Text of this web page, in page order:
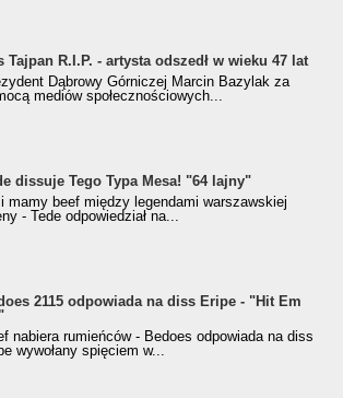
Tajpan R.I.P. - artysta odszedł w wieku 47 lat
Dąbrowy Górniczej Marcin Bazylak za
mediów społecznościowych...
dissuje Tego Typa Mesa! "64 lajny"
i mamy beef między legendami warszawskiej
- Tede odpowiedział na...
2115 odpowiada na diss Eripe - "Hit Em
nabiera rumieńców - Bedoes odpowiada na diss
wywołany spięciem w...